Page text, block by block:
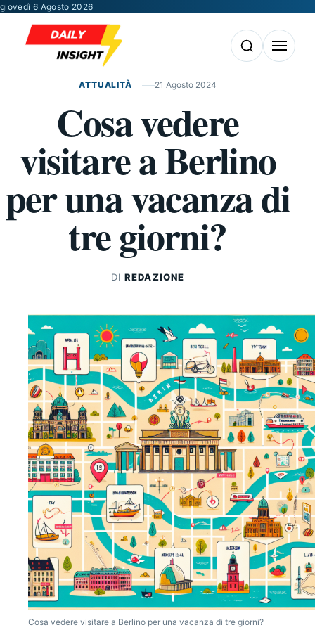
Vai al contenuto
giovedì 6 Agosto 2026
Apri la ricerca
Apri il
ATTUALITÀ 21 Agosto 2024
Cosa vedere
visitare a Berlino
per una vacanza di
tre giorni?
DIREDAZIONE
Cosa vedere visitare a Berlino per una vacanza di tre giorni?